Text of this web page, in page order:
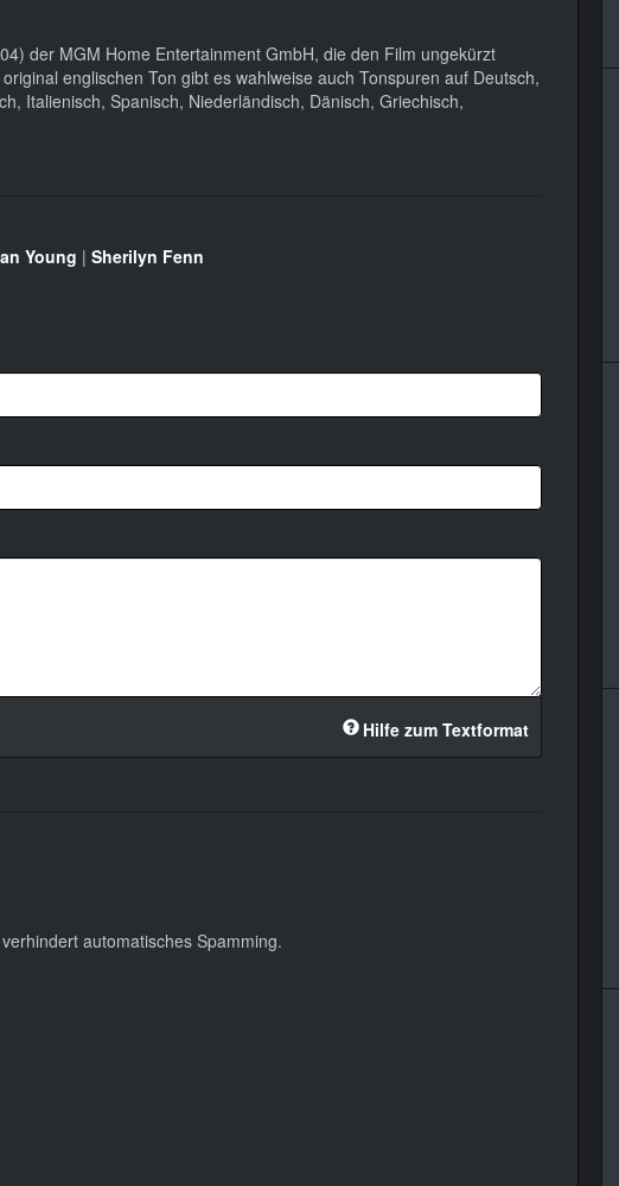
der MGM Home Entertainment GmbH, die den Film ungekürzt
englischen Ton gibt es wahlweise auch Tonspuren auf Deutsch,
Italienisch, Spanisch, Niederländisch, Dänisch, Griechisch,
Young | Sherilyn Fenn
Hilfe zum Textformat
automatisches Spamming.